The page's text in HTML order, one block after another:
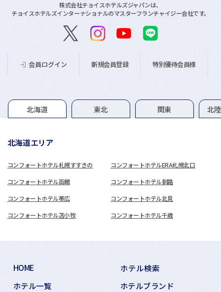
株式会社チョイスホテルズジャパンは、
チョイスホテルズインターナショナルのマスターフランチャイジー会社です。
会員ログイン 新規会員登録 特別優待会員様
グループホテル一覧
北海道 東北 関東 北
北海道エリア
コンフォートホテル札幌すすきの コンフォートホテルERA札幌北口
コンフォートホテル函館 コンフォートホテル釧路
コンフォートホテル帯広 コンフォートホテル北見
コンフォートホテル苫小牧 コンフォートホテル千歳
HOME
ホテル検索
ホテル一覧
ホテルブランド